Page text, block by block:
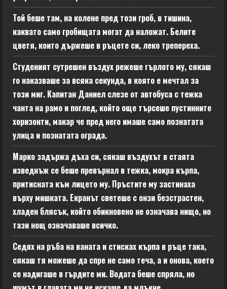
Той беше там, на колене пред този гроб, в тишина,
каквато само гробищата могат да наложат. Белите
цветя, които държеше в ръцете си, леко трепереха.
Студеният сутрешен въздух режеше гърлото му, сякаш
го наказваше за всяка секунда, в която е мечтал за
този миг. Капитан Даниел слезе от автобуса с тежка
чанта на рамо и поглед, който още търсеше пустинните
хоризонти, макар че пред него имаше само познатата
улица и познатата ограда.
Марко задържа дъха си, сякаш въздухът в стаята
изведнъж се беше превърнал в тежка, мокра кърпа,
притисната към лицето му. Пръстите му застинаха
върху мишката. Екранът светеше с онзи безстрастен,
хладен блясък, който обикновено не означава нищо, но
тази нощ означаваше всичко.
Седях на ръба на ваната и стисках кърпа в ръце така,
сякаш тя можеше да спре не само теча, а и онова, което
се надигаше в гърдите ми. Водата беше спряла, но